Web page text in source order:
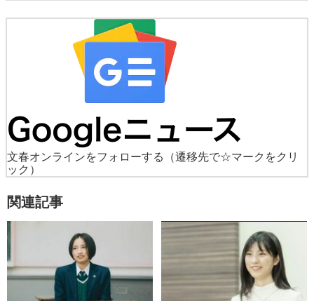
文春オンラインをフォローする
（遷移先で☆マークをクリ
ック）
関連記事